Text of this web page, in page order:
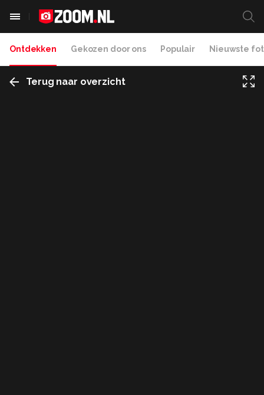
Ontdekken Gekozen door ons Populair Nieuwste
Terug naar overzicht